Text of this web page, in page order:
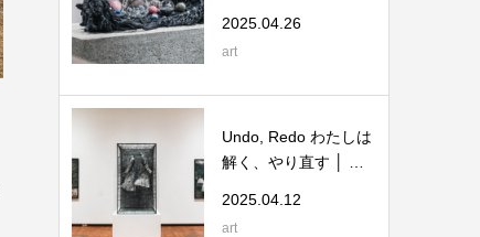
2025.04.26
art
Undo, Redo わたしは
解く、やり直す │ 国
2025.04.12
art